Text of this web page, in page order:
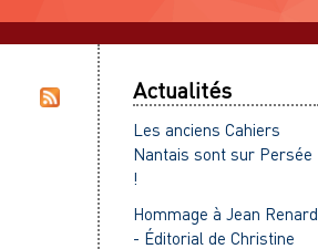
Actualités
Les anciens Cahiers
Nantais sont sur Persée
!
Hommage à Jean Renard
- Éditorial de Christine